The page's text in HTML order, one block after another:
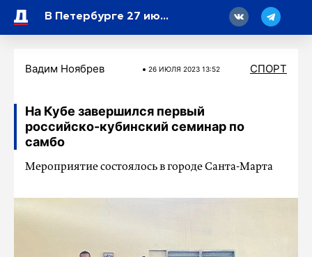
В Петербурге 27 июля стартует этап чемпионата России по пляжному волейболу
Вадим Ноябрев 26 ИЮЛЯ 2023 13:52 СПОРТ
На Кубе завершился первый
российско-кубинский семинар по
самбо
Мероприятие состоялось в городе Санта-Марта